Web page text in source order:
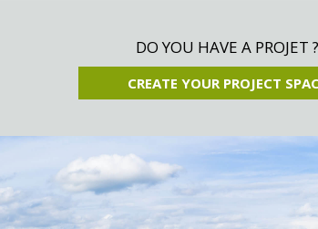
DO YOU HAVE A PROJET ?
CREATE YOUR PROJECT